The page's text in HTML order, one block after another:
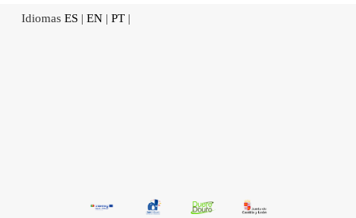
Idiomas ES | EN | PT |